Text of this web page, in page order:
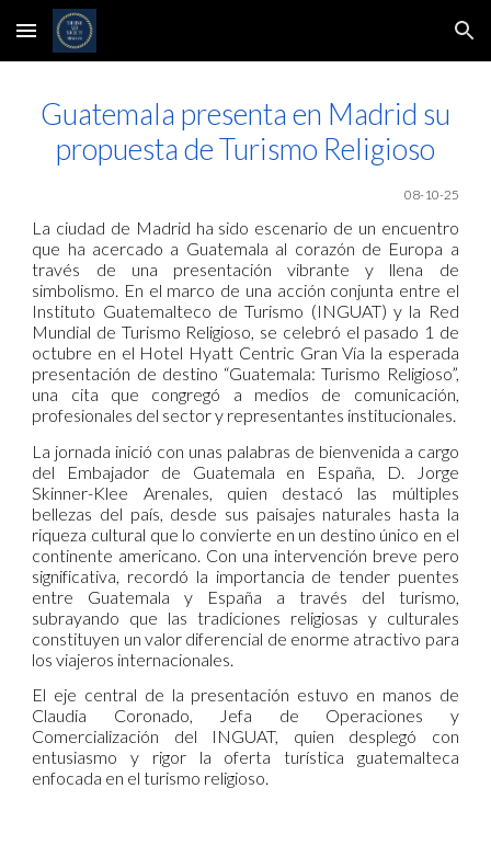
Skip to main content Skip to navigation
Guatemala presenta en Madrid su
propuesta de Turismo Religioso
08-10-25
La ciudad de Madrid ha sido escenario de un encuentro
que ha acercado a Guatemala al corazón de Europa a
través de una presentación vibrante y llena de
simbolismo. En el marco de una acción conjunta entre el
Instituto Guatemalteco de Turismo (INGUAT) y la Red
Mundial de Turismo Religioso, se celebró el pasado 1 de
octubre en el Hotel Hyatt Centric Gran Vía la esperada
presentación de destino “Guatemala: Turismo Religioso”,
una cita que congregó a medios de comunicación,
profesionales del sector y representantes institucionales.
La jornada inició con unas palabras de bienvenida a cargo
del Embajador de Guatemala en España, D. Jorge
Skinner-Klee Arenales, quien destacó las múltiples
bellezas del país, desde sus paisajes naturales hasta la
riqueza cultural que lo convierte en un destino único en el
continente americano. Con una intervención breve pero
significativa, recordó la importancia de tender puentes
entre Guatemala y España a través del turismo,
subrayando que las tradiciones religiosas y culturales
constituyen un valor diferencial de enorme atractivo para
los viajeros internacionales.
El eje central de la presentación estuvo en manos de
Claudia Coronado, Jefa de Operaciones y
Comercialización del INGUAT, quien desplegó con
entusiasmo y rigor la oferta turística guatemalteca
enfocada en el turismo religioso.